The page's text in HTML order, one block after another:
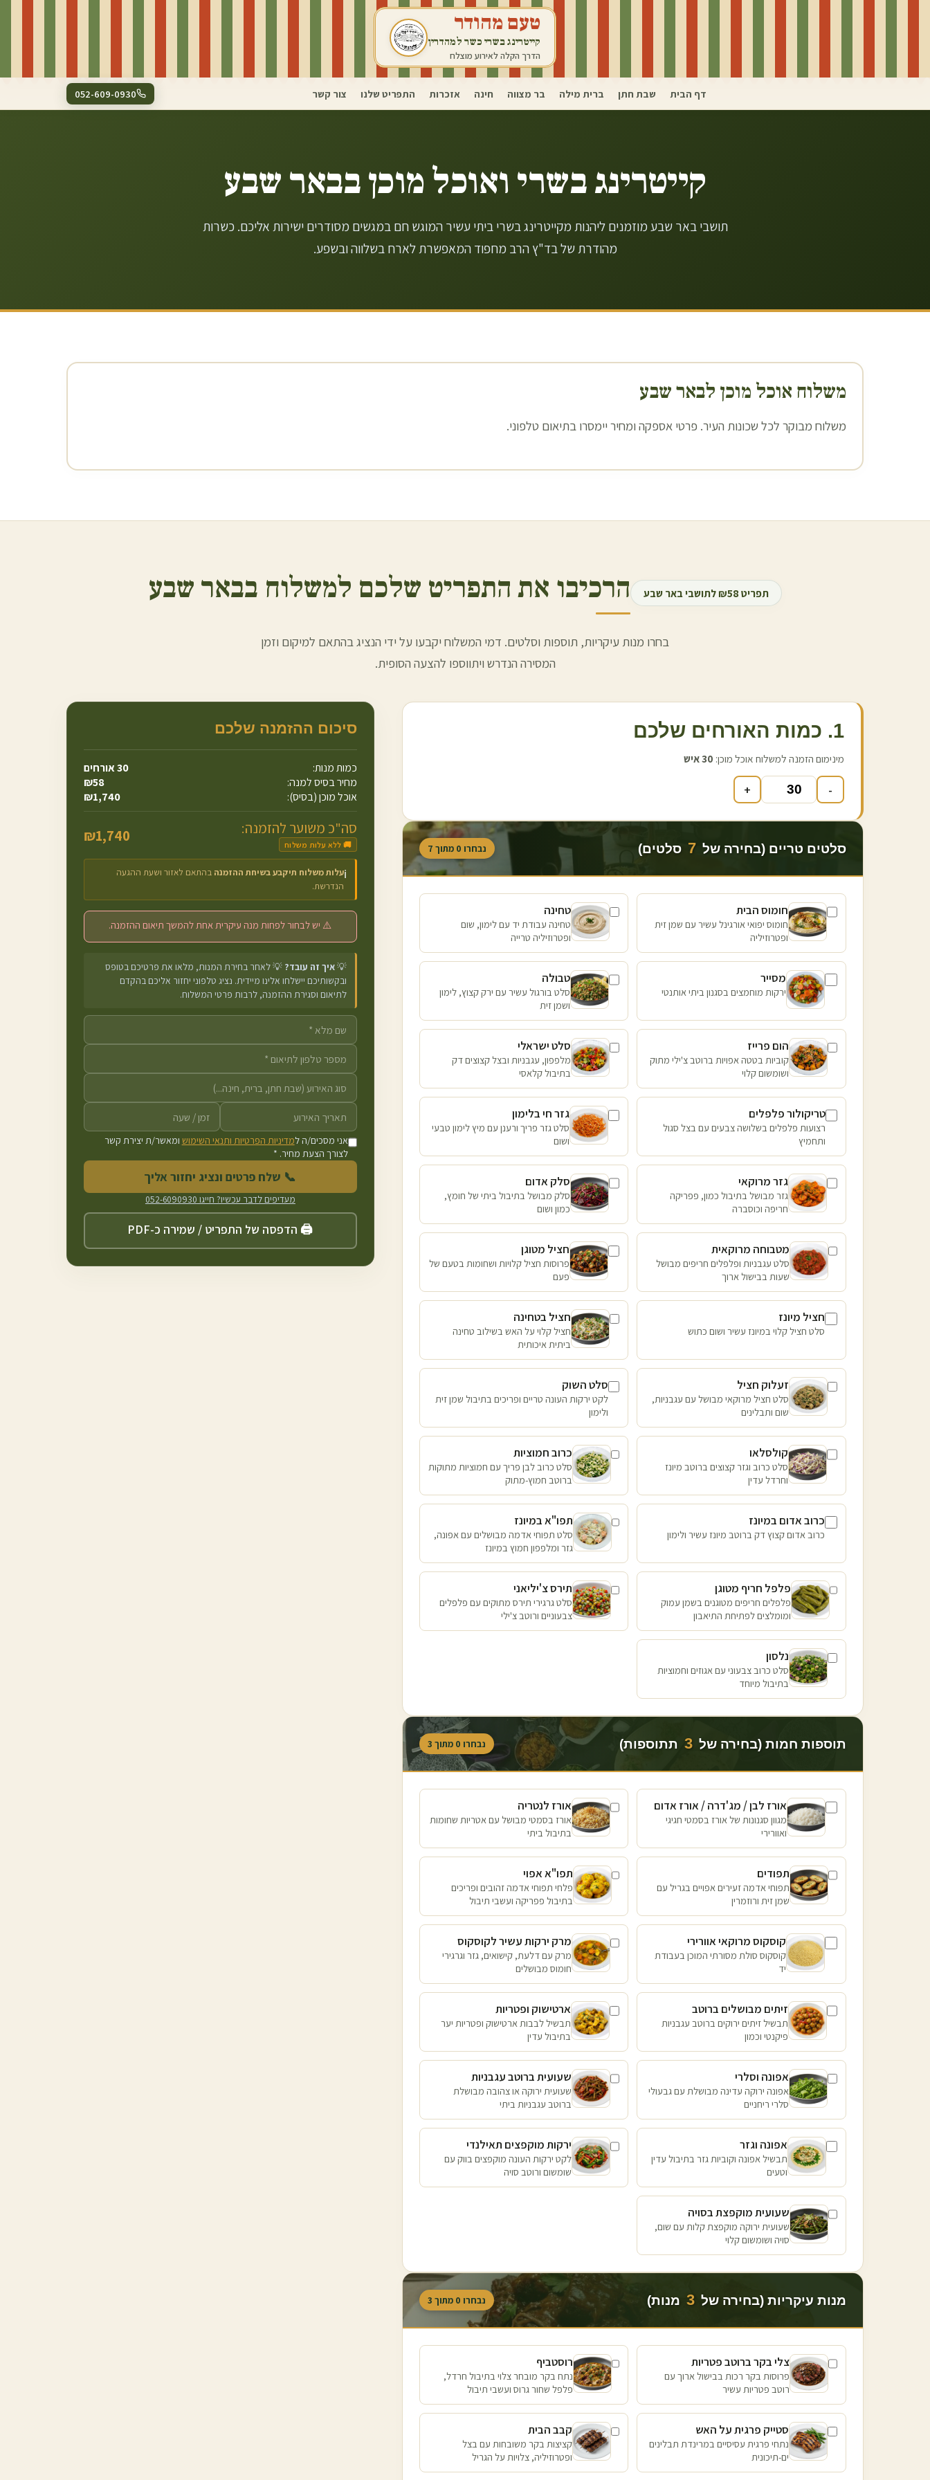
טעם מהודר
קייטרינג בשרי כשר למהדרין
הדרך הקלה לאירוע מוצלח
דף הבית שבת חתן ברית מילה בר מצווה חינה אזכרות התפריט שלנו צור קשר 052-609-0930
קייטרינג בשרי ואוכל מוכן בבאר שבע
תושבי באר שבע מוזמנים ליהנות מקייטרינג בשרי ביתי עשיר המוגש חם במגשים מסודרים ישירות אליכם. כשרות
מהודרת של בד"ץ הרב מחפוד המאפשרת לארח בשלווה ובשפע.
משלוח אוכל מוכן לבאר שבע
משלוח מבוקר לכל שכונות העיר. פרטי אספקה ומחיר יימסרו בתיאום טלפוני.
תפריט ₪58 לתושבי באר שבע הרכיבו את התפריט שלכם למשלוח בבאר שבע
בחרו מנות עיקריות, תוספות וסלטים. דמי המשלוח יקבעו על ידי הנציג בהתאם למיקום וזמן
המסירה הנדרש ויתווספו להצעה הסופית.
1. כמות האורחים שלכם
מינימום הזמנה למשלוח אוכל מוכן: 30איש
-
+
סלטים טריים (בחירה של 7 סלטים) נבחרו 0 מתוך 7
חומוס הבית
חומוס יפואי אורגינל עשיר עם שמן זית
ופטרוזיליה
טחינה
טחינה עבודת יד עם לימון, שום
ופטרוזיליה טרייה
מסייר
ירקות מוחמצים בסגנון ביתי אותנטי
טבולה
סלט בורגול עשיר עם ירק קצוץ, לימון
ושמן זית
הום פרייז
קוביות בטטה אפויות ברוטב צ'ילי מתוק
ושומשום קלוי
סלט ישראלי
מלפפון, עגבניות ובצל קצוצים דק
בתיבול קלאסי
טריקולור פלפלים
רצועות פלפלים בשלושה צבעים עם בצל סגול
ותחמיץ
גזר חי בלימון
סלט גזר פריך ורענן עם מיץ לימון טבעי
ושום
גזר מרוקאי
גזר מבושל בתיבול כמון, פפריקה
חריפה וכוסברה
סלק אדום
סלק מבושל בתיבול ביתי של חומץ,
כמון ושום
מטבוחה מרוקאית
סלט עגבניות ופלפלים חריפים מבושל
שעות בבישול ארוך
חציל מטוגן
פרוסות חציל קלויות ושחומות בטעם של
פעם
חציל מיונז
סלט חציל קלוי במיונז עשיר ושום כתוש
חציל בטחינה
חציל קלוי על האש בשילוב טחינה
ביתית איכותית
זעלוק חציל
סלט חציל מרוקאי מבושל עם עגבניות,
שום ותבלינים
סלט השוק
לקט ירקות העונה טריים ופריכים בתיבול שמן זית
ולימון
קולסלאו
סלט כרוב וגזר קצוצים ברוטב מיונז
וחרדל עדין
כרוב חמוציות
סלט כרוב לבן פריך עם חמוציות מתוקות
ברוטב חמוץ-מתוק
כרוב אדום במיונז
כרוב אדום קצוץ דק ברוטב מיונז עשיר ולימון
תפו"א במיונז
סלט תפוחי אדמה מבושלים עם אפונה,
גזר ומלפפון חמוץ במיונז
פלפל חריף מטוגן
פלפלים חריפים מטוגנים בשמן עמוק
ומומלצים לפתיחת התיאבון
תירס צ'יליאני
סלט גרגירי תירס מתוקים עם פלפלים
צבעוניים ורוטב צ'ילי
נלסון
סלט כרוב צבעוני עם אגוזים וחמוציות
בתיבול מיוחד
תוספות חמות (בחירה של 3 תתוספות) נבחרו 0 מתוך 3
אורז לבן / מג'דרה / אורז אדום
מגוון סגנונות של אורז בסמטי חגיגי
ואוורירי
אורז לנטריה
אורז בסמטי מבושל עם אטריות שחומות
בתיבול ביתי
תפודים
תפוחי אדמה זעירים אפויים בגריל עם
שמן זית ורוזמרין
תפו"א אפוי
פלחי תפוחי אדמה זהובים ופריכים
בתיבול פפריקה ועשבי תיבול
קוסקוס מרוקאי אוורירי
קוסקוס סולת מסורתי המוכן בעבודת
יד
מרק ירקות עשיר לקוסקוס
מרק עם דלעת, קישואים, גזר וגרגירי
חומוס מבושלים
זיתים מבושלים ברוטב
תבשיל זיתים ירוקים ברוטב עגבניות
פיקנטי וכמון
ארטישוק ופטריות
תבשיל לבבות ארטישוק ופטריות יער
בתיבול עדין
אפונה וסלרי
אפונה ירוקה עדינה מבושלת עם גבעולי
סלרי ריחניים
שעועית ברוטב עגבניות
שעועית ירוקה או צהובה מבושלת
ברוטב עגבניות ביתי
אפונה וגזר
תבשיל אפונה וקוביות גזר בתיבול עדין
וטעים
ירקות מוקפצים תאילנדי
לקט ירקות העונה מוקפצים בווק עם
שומשום ורוטב סויה
שעועית מוקפצת בסויה
שעועית ירוקה מוקפצת קלות עם שום,
סויה ושומשום קלוי
מנות עיקריות (בחירה של 3 מנות) נבחרו 0 מתוך 3
צלי בקר ברוטב פטריות
פרוסות בקר רכות בבישול ארוך עם
רוטב פטריות עשיר
רוסטביף
נתח בקר מובחר צלוי בתיבול חרדל,
פלפל שחור גרוס ועשבי תיבול
סטייק פרגית על האש
נתחי פרגית עסיסיים במרינדת תבלינים
ים-תיכונית
קבב הבית
קציצות בקר משובחות עם בצל
ופטרוזיליה, צלויות על הגריל
סיכום ההזמנה שלכם
כמות מנות: 30אורחים
מחיר בסיס למנה:
₪58
אוכל מוכן (בסיס):
₪1,740
סה"כ משוער להזמנה:
🚚 ללא עלות משלוח ₪1,740
ℹ️עלות משלוח תיקבע בשיחת ההזמנה בהתאם לאזור ושעת ההגעה
הנדרשת.
⚠️ יש לבחור לפחות מנה עיקרית אחת להמשך תיאום ההזמנה.
💡איך זה עובד? 💡 לאחר בחירת המנות, מלאו את פרטיכם בטופס
ובקשותיכם יישלחו אלינו מיידית. נציג טלפוני יחזור אליכם בהקדם
לתיאום וסגירת ההזמנה, לרבות פרטי המשלוח.
אני מסכים/ה למדיניות הפרטיות ותנאי השימוש ומאשר/ת יצירת קשר
לצורך הצעת מחיר. *
📞 שלח פרטים ונציג יחזור אליך
מעדיפים לדבר עכשיו? חייגו 052-6090930
🖨️ הדפסה של התפריט / שמירה כ-PDF